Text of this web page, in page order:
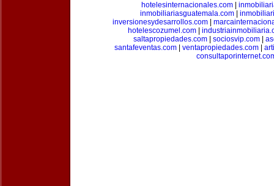
hotelesinternacionales.com|
inmobiliariasguatemala.com
inversionesydesarrollos.com|
hotelescozumel.com
saltapropiedades.com| sociosvip.com|
santafeventas.com| ventapropiedades.com|